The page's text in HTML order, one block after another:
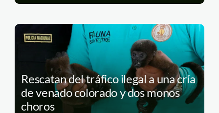
Rescatan del tráfico ilegal a una cría
de venado colorado y dos monos
choros